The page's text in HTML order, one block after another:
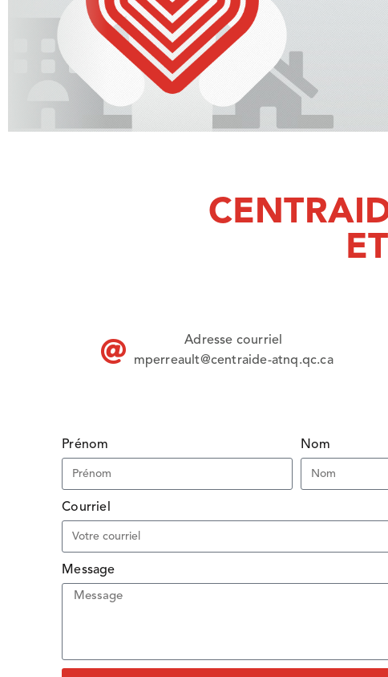
Nous
joindre
Adresse courriel
mperreault@centraide-atnq.qc.ca
Prénom Nom
Courriel
Message